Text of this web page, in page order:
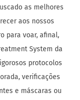
as melhores
aos nossos
para voar, afinal,
System da
protocolos
verificações
e máscaras ou